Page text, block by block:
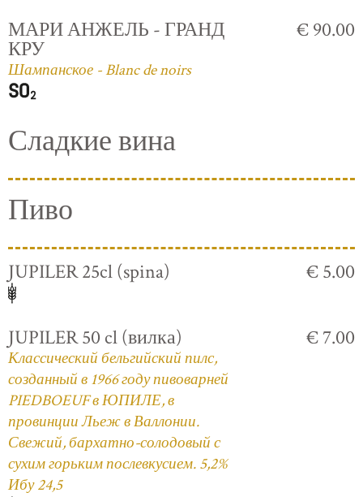
МАРИ АНЖЕЛЬ - ГРАНД
КРУ
Шампанское - Blanc de noirs
€ 90.00
Сладкие вина
Пиво
JUPILER 25cl (spina) € 5.00
JUPILER 50 cl (вилка)
Классический бельгийский пилс,
созданный в 1966 году пивоварней
PIEDBOEUF в ЮПИЛЕ, в
провинции Льеж в Валлонии.
Свежий, бархатно-солодовый с
сухим горьким послевкусием. 5,2%
Ибу 24,5
€ 7.00